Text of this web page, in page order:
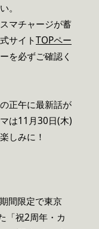
。
マチャージが蓄
サイトTOPペー
を必ずご確認く
正午に最新話が
は11月30日(木)
しみに！
間限定で東京
「祝2周年・カ